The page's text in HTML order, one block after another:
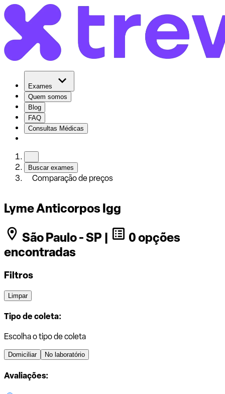
Exames
Quem somos
Blog
FAQ
Consultas Médicas
Buscar exames
Comparação de preços
Lyme Anticorpos Igg
São Paulo - SP |
0 opções
encontradas
Filtros
Limpar
Tipo de coleta:
Escolha o tipo de coleta
Domiciliar No laboratório
Avaliações: